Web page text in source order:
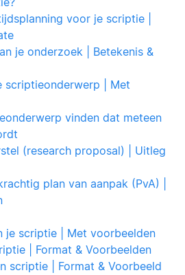
voor je scriptie |
je onderzoek | Betekenis &
scriptieonderwerp | Met
vinden dat meteen
(research proposal) | Uitleg
plan van aanpak (PvA) |
je scriptie | Met voorbeelden
| Format & Voorbeelden
scriptie | Format & Voorbeeld